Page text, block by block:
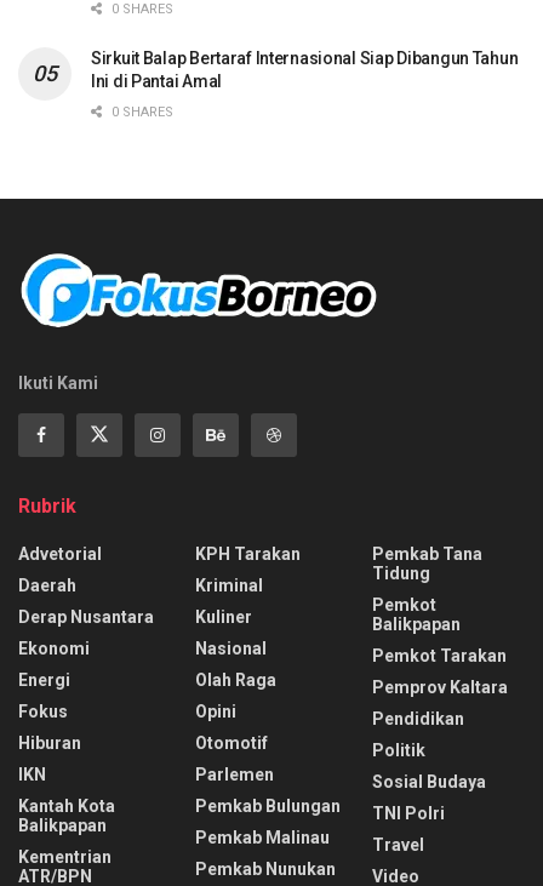
0 SHARES
Sirkuit Balap Bertaraf Internasional Siap Dibangun Tahun
Ini di Pantai Amal
0 SHARES
Ikuti Kami
Rubrik
Advetorial
Daerah
Derap Nusantara
Ekonomi
Energi
Fokus
Hiburan
IKN
Kantah Kota
Balikpapan
Kementrian
ATR/BPN
KPH Tarakan
Kriminal
Kuliner
Nasional
Olah Raga
Opini
Otomotif
Parlemen
Pemkab Bulungan
Pemkab Malinau
Pemkab Nunukan
Pemkab Tana
Tidung
Pemkot
Balikpapan
Pemkot Tarakan
Pemprov Kaltara
Pendidikan
Politik
Sosial Budaya
TNI Polri
Travel
Video